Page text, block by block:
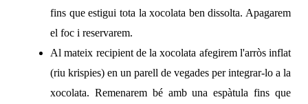
fins que estigui tota la xocolata ben dissolta. Apagarem
el foc i reservarem.
Al mateix recipient de la xocolata afegirem l'arròs inflat
(riu krispies) en un parell de vegades per integrar-lo a la
xocolata. Remenarem bé amb una espàtula fins que